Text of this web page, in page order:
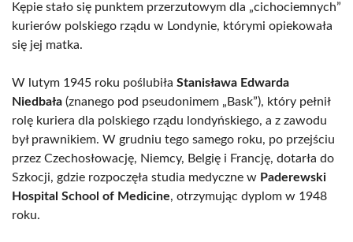
Kępie stało się punktem przerzutowym dla „cichociemnych”
kurierów polskiego rządu w Londynie, którymi opiekowała
się jej matka.
W lutym 1945 roku poślubiła Stanisława Edwarda
Niedbała (znanego pod pseudonimem „Bask”), który pełnił
rolę kuriera dla polskiego rządu londyńskiego, a z zawodu
był prawnikiem. W grudniu tego samego roku, po przejściu
przez Czechosłowację, Niemcy, Belgię i Francję, dotarła do
Szkocji, gdzie rozpoczęła studia medyczne w Paderewski
Hospital School of Medicine, otrzymując dyplom w 1948
roku.